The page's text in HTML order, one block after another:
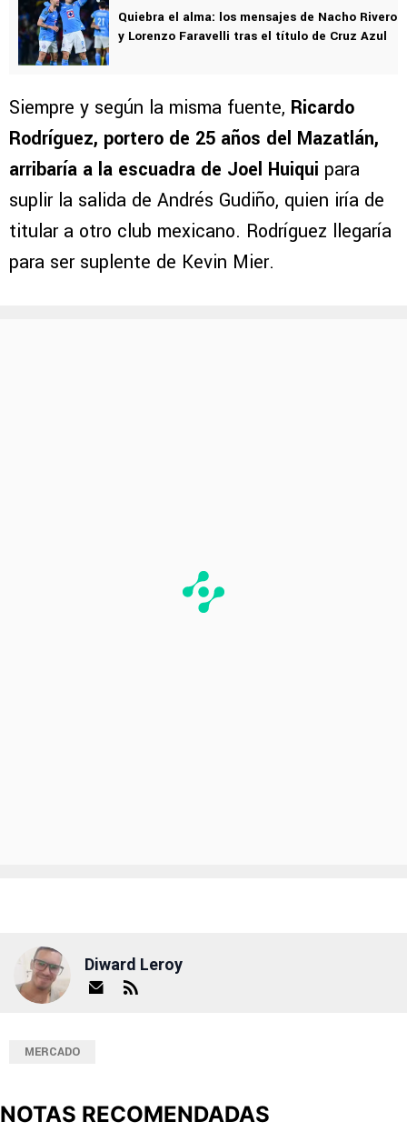
Quiebra el alma: los mensajes de Nacho Rivero
y Lorenzo Faravelli tras el título de Cruz Azul
Siempre y según la misma fuente, Ricardo
Rodríguez, portero de 25 años del Mazatlán,
arribaría a la escuadra de Joel Huiqui para
suplir la salida de Andrés Gudiño, quien iría de
titular a otro club mexicano. Rodríguez llegaría
para ser suplente de Kevin Mier.
Diward Leroy
MERCADO
NOTAS RECOMENDADAS